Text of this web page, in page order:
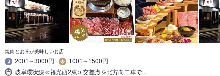
焼肉とお米が美味しいお店
2001～3000円
1001～1500円
岐阜環状線≪福光西2東≫交差点を北方向二車で…